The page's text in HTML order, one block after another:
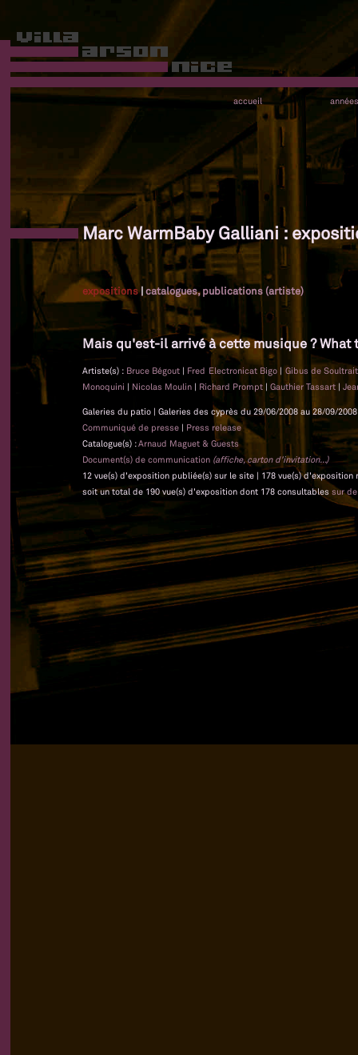
accueil années
Marc WarmBaby Galliani :
expositions|catalogues, publications (artiste)
Mais qu'est-il arrivé à cette musique ?
Artiste(s) : Bruce Bégout | Fred Electronicat Bigo | Gibus de
Monoquini | Nicolas Moulin | Richard Prompt | Gauthier Tassart |
Galeries du patio | Galeries des cyprès du 29/06/2008 au 28/09/
Communiqué de presse | Press release
Catalogue(s) :Arnaud Maguet & Guests
Document(s) de communication (affiche, carton d'invitation...)
12 vue(s) d'exposition publiée(s) sur le site | 178 vue(s) d'exposition
soit un total de 190 vue(s) d'exposition dont 178 consultables sur